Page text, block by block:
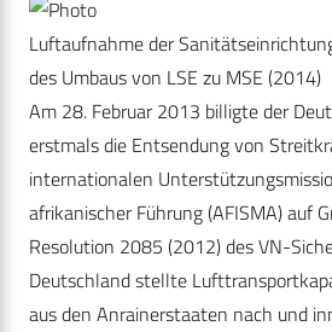
Luftaufnahme der
des Umbaus von LSE zu MSE (2014)
Am 28. Februar 2013 billigte der
erstmals die Entsendung von
internationalen
afrikanischer Führung (AFISMA) auf
Resolution 2085 (2012) des VN-
Deutschland stellte
aus den Anrainerstaaten nach und